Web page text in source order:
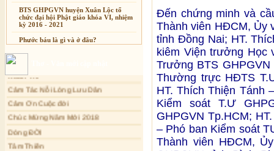
BTS GHPGVN huyện Xuân Lộc tổ
chức đại hội Phật giáo khóa VI, nhiệm
kỳ 2016 - 2021
Phước báu là gì và ở đâu?
Sự thương-ghét của con người
Cải đạo: Nguyên nhân & giải pháp
Nỗi lòng của các bệnh nhân nghèo
An Giang: Tịnh thất Quy Nguyên
phát quà từ thiện tại xã Cư Yang
Tịnh xá Ngọc Đăng khai giảng Thiền
dành cho Người bận rộn
Cảm Tác Nỗi Lòng Lưu Dân
Cảm Ơn Cuộc đời
Chúc Mừng Năm Mới 2018
Dòng ĐỜI
Tâm Thiền
Đến chứng minh và
Thành viên HĐCM, Ủy
tỉnh Đồng Nai; HT.
kiêm Viện trưởng Học
Trưởng BTS
Thường trực HĐTS
HT. Thích Thiện Tánh
Kiểm soát T.Ư
GHPGVN Tp.HCM;
– Phó ban Kiểm soát
Thành viên HĐCM,